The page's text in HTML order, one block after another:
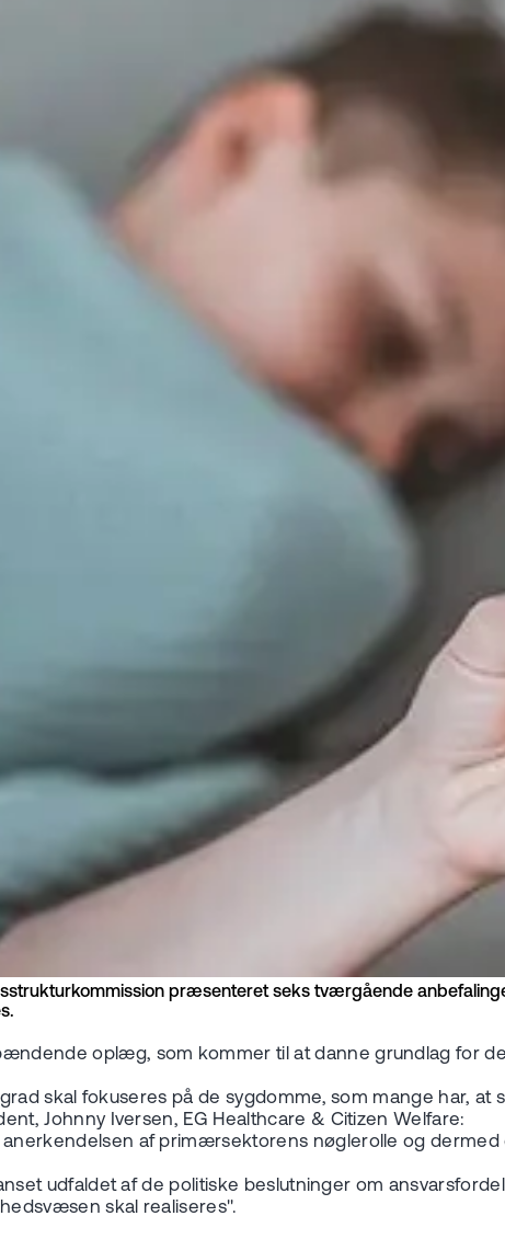
præsenteret seks tværgående
oplæg, som kommer til at danne grundlag for
skal fokuseres på de sygdomme, som mange har,
Johnny Iversen, EG Healthcare & Citizen Welfare:
af primærsektorens nøglerolle og
udfaldet af de politiske beslutninger om
skal realiseres".